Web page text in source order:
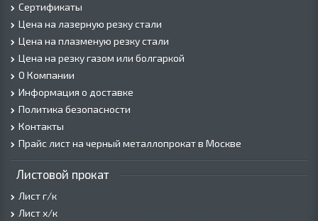
Сертификаты
Цена на лазерную резку стали
Цена на плазменую резку стали
Цена на резку газом или болгаркой
О Компании
Информация о доставке
Политика безопасности
Контакты
Прайс лист на черный металлопрокат в Москве
Листовой прокат
Лист г/к
Лист х/к